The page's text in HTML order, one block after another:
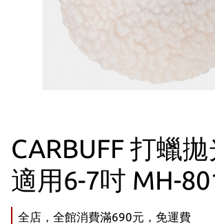
CARBUFF 打蠟
適用6-7吋 MH-
全店，全館消費滿690元，免運費